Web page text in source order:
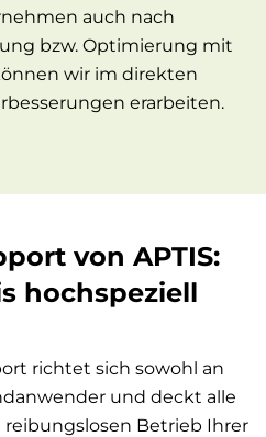
auch nach
bzw. Optimierung mit
wir im direkten
erarbeiten.
von APTIS:
hochspeziell
richtet sich sowohl an
und deckt alle
reibungslosen Betrieb Ihrer